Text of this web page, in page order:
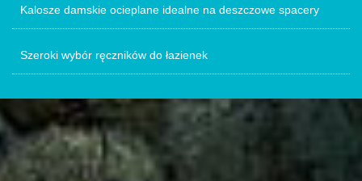
Kalosze damskie ocieplane idealne na deszczowe spacery
Szeroki wybór ręczników do łazienek